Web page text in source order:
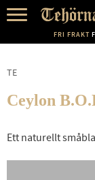
FRI FRAKT
TE
Ceylon
Ett naturellt